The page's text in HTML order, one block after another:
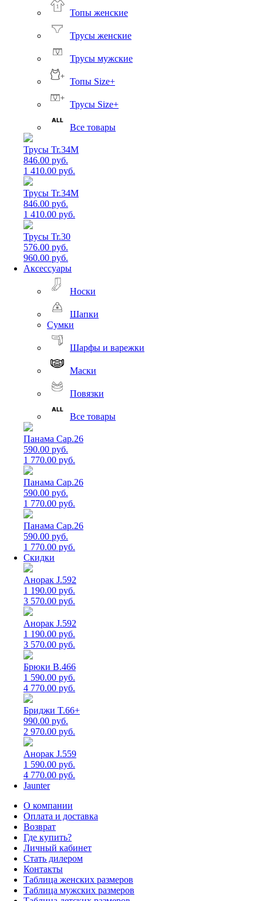
Топы женские
Трусы женские
Трусы мужские
Топы Size+
Трусы Size+
Все товары
Трусы Tr.34M
846.00 руб.
1 410.00 руб.
Трусы Tr.34M
846.00 руб.
1 410.00 руб.
Трусы Tr.30
576.00 руб.
960.00 руб.
Аксессуары
Носки
Шапки
Сумки
Шарфы и варежки
Маски
Повязки
Все товары
Панама Cap.26
590.00 руб.
1 770.00 руб.
Панама Cap.26
590.00 руб.
1 770.00 руб.
Панама Cap.26
590.00 руб.
1 770.00 руб.
Скидки
Анорак J.592
1 190.00 руб.
3 570.00 руб.
Анорак J.592
1 190.00 руб.
3 570.00 руб.
Брюки B.466
1 590.00 руб.
4 770.00 руб.
Бриджи T.66+
990.00 руб.
2 970.00 руб.
Анорак J.559
1 590.00 руб.
4 770.00 руб.
Jaunter
О компании
Оплата и доставка
Возврат
Где купить?
Личный кабинет
Стать дилером
Контакты
Таблица женских размеров
Таблица мужских размеров